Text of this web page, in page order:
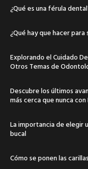
¿Qué es una férula
¿Qué hay que hacer
Explorando el Cuidado
Otros Temas de
Descubre los últimos
más cerca que nunca
La importancia de elegir
bucal
Cómo se ponen las